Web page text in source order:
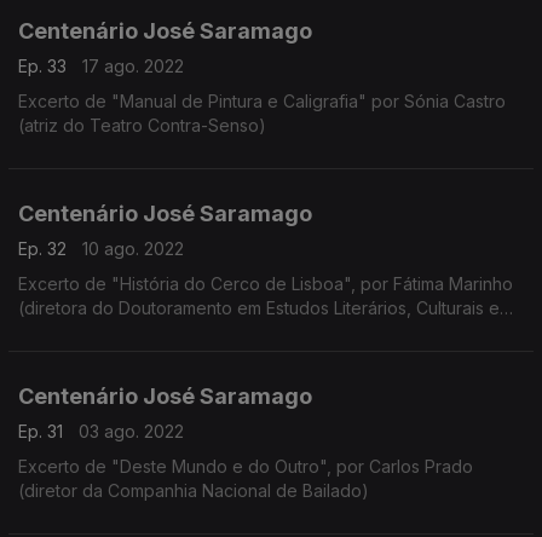
Centenário José Saramago
Ep. 33
17 ago. 2022
Excerto de "Manual de Pintura e Caligrafia" por Sónia Castro
(atriz do Teatro Contra-Senso)
Centenário José Saramago
Ep. 32
10 ago. 2022
Excerto de "História do Cerco de Lisboa", por Fátima Marinho
(diretora do Doutoramento em Estudos Literários, Culturais e
Centenário José Saramago
Ep. 31
03 ago. 2022
Excerto de "Deste Mundo e do Outro", por Carlos Prado
(diretor da Companhia Nacional de Bailado)